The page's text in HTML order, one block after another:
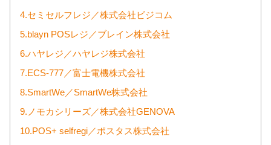
4.セミセルフレジ／株式会社ビジコム
5.blayn POSレジ／ブレイン株式会社
6.ハヤレジ／ハヤレジ株式会社
7.ECS-777／富士電機株式会社
8.SmartWe／SmartWe株式会社
9.ノモカシリーズ／株式会社GENOVA
10.POS+ selfregi／ポスタス株式会社